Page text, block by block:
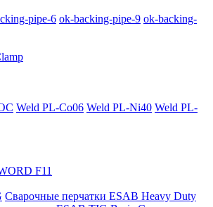
pipe-6 ok-backing-pipe-9 ok-backing-
Weld PL-Co06 Weld PL-Ni40 Weld PL-
F11
Сварочные перчатки ESAB Heavy Duty